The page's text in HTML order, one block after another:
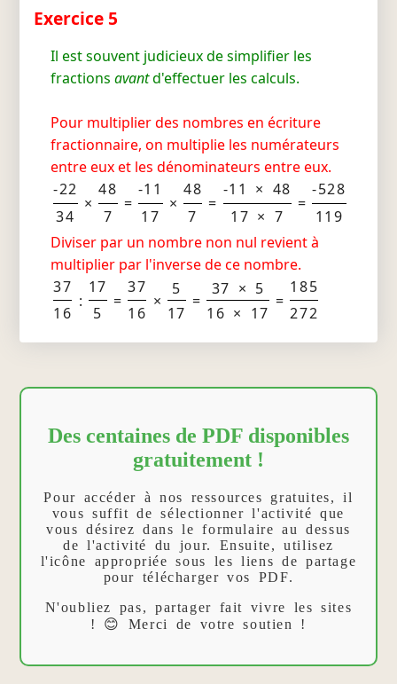
Exercice 5
Il est souvent judicieux de simplifier les
fractions avantd'effectuer les calculs.
Pour multiplier des nombres en écriture
fractionnaire, on multiplie les numérateurs
entre eux et les dénominateurs entre eux.
-22
34
×
48
7
=
-11
17
×
48
7
=
-11 × 48
17 × 7
=
-528
119
Diviser par un nombre non nul revient à
multiplier par l'inverse de ce nombre.
37
16
:
17
5
=
37
16
×
5
17
=
37 × 5
16 × 17
=
185
272
Des centaines de PDF disponibles
gratuitement !
Pour accéder à nos ressources gratuites, il
vous suffit de sélectionner l'activité que
vous désirez dans le formulaire au dessus
de l'activité du jour. Ensuite, utilisez
l'icône appropriée sous les liens de partage
pour télécharger vos PDF.
N'oubliez pas, partager fait vivre les sites
! 😊 Merci de votre soutien !